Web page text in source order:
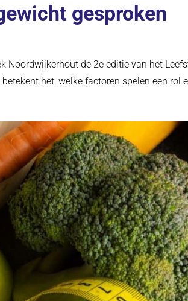
gesproken
de 2e editie van het
het, welke factoren spelen een